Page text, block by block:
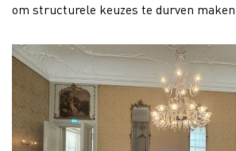
om structurele keuzes te durven maken.